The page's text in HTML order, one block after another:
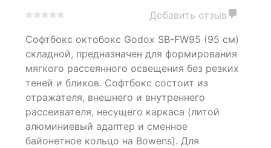
out
on
customer
ratings
Добавить отзыв
Софтбокс октобокс Godox SB-FW95 (95 см)
складной, предназначен для формирования
мягкого рассеянного освещения без резких
теней и бликов. Софтбокс состоит из
отражателя, внешнего и внутреннего
рассеивателя, несущего каркаса (литой
алюминиевый адаптер и сменное
байонетное кольцо на Bowens). Для